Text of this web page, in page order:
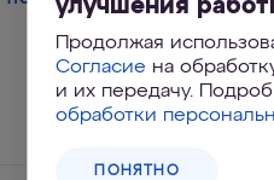
улучшения
Продолжая
Согласие на
и их передачу.
обработки
ПОНЯТНО